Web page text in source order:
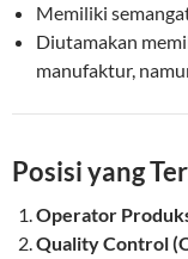
Memiliki
Diutamakan
manufaktur,
Posisi yang
Operator
Quality Control